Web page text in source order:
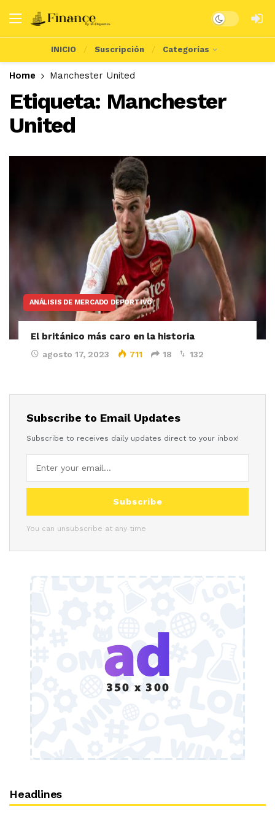
Dark mode
INICIO Suscripción Categorías
Home Manchester United
Etiqueta: Manchester
United
ANÁLISIS DE MERCADO DEPORTIVO
El británico más caro en la historia
agosto 17, 2023 711 18 132
Subscribe to Email Updates
Subscribe to receives daily updates direct to your inbox!
Subscribe
You can unsubscribe at any time
Headlines